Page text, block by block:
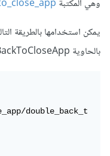
وهي المكتبة
يمكن استخدامها بالطريقة
بالحاوية DoubleBackToCloseApp
double_back_t